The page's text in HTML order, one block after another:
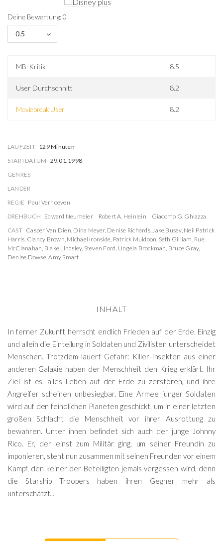
Deine Bewertung: 0
0.5
MB-Kritik 8.5
User Durchschnitt 8.2
Moviebreak User 8.2
LAUFZEIT 129 Minuten
STARTDATUM 29.01.1998
GENRES
LÄNDER
REGIE Paul Verhoeven
DREHBUCH Edward Neumeier Robert A. Heinlein
Giacomo G. Ghiazza
CAST Casper Van Dien, Dina Meyer, Denise Richards,Jake Busey, Neil Patrick
Harris, Clancy Brown, Michael Ironside, Patrick Muldoon, Seth Gilliam, Rue
McClanahan, Blake Lindsley, Steven Ford, Ungela Brockman, Bruce Gray,
Denise Dowse,Amy Smart
INHALT
In ferner Zukunft herrscht endlich Frieden auf der Erde. Einzig
und allein die Einteilung in Soldaten und Zivilisten unterscheidet
Menschen. Trotzdem lauert Gefahr: Killer-Insekten aus einer
anderen Galaxie haben der Menschheit den Krieg erklärt. Ihr
Ziel ist es, alles Leben auf der Erde zu zerstören, und ihre
Angreifer scheinen unbesiegbar. Eine Armee junger Soldaten
wird auf den feindlichen Planeten geschickt, um in einer letzten
großen Schlacht die Menschheit vor ihrer Ausrottung zu
bewahren. Unter ihnen befindet sich auch der junge Johnny
Rico. Er, der einst zum Militär ging, um seiner Freundin zu
imponieren, steht nun zusammen mit seinen Freunden vor einem
Kampf, den keiner der Beteiligten jemals vergessen wird, denn
die Starship Troopers haben ihren Gegner mehr als
unterschätzt...